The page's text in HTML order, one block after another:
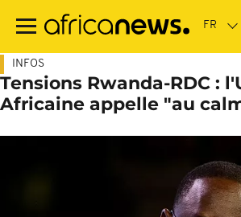
contenu
INFOS
Tensions Rwanda-RDC :
Africaine appelle "au